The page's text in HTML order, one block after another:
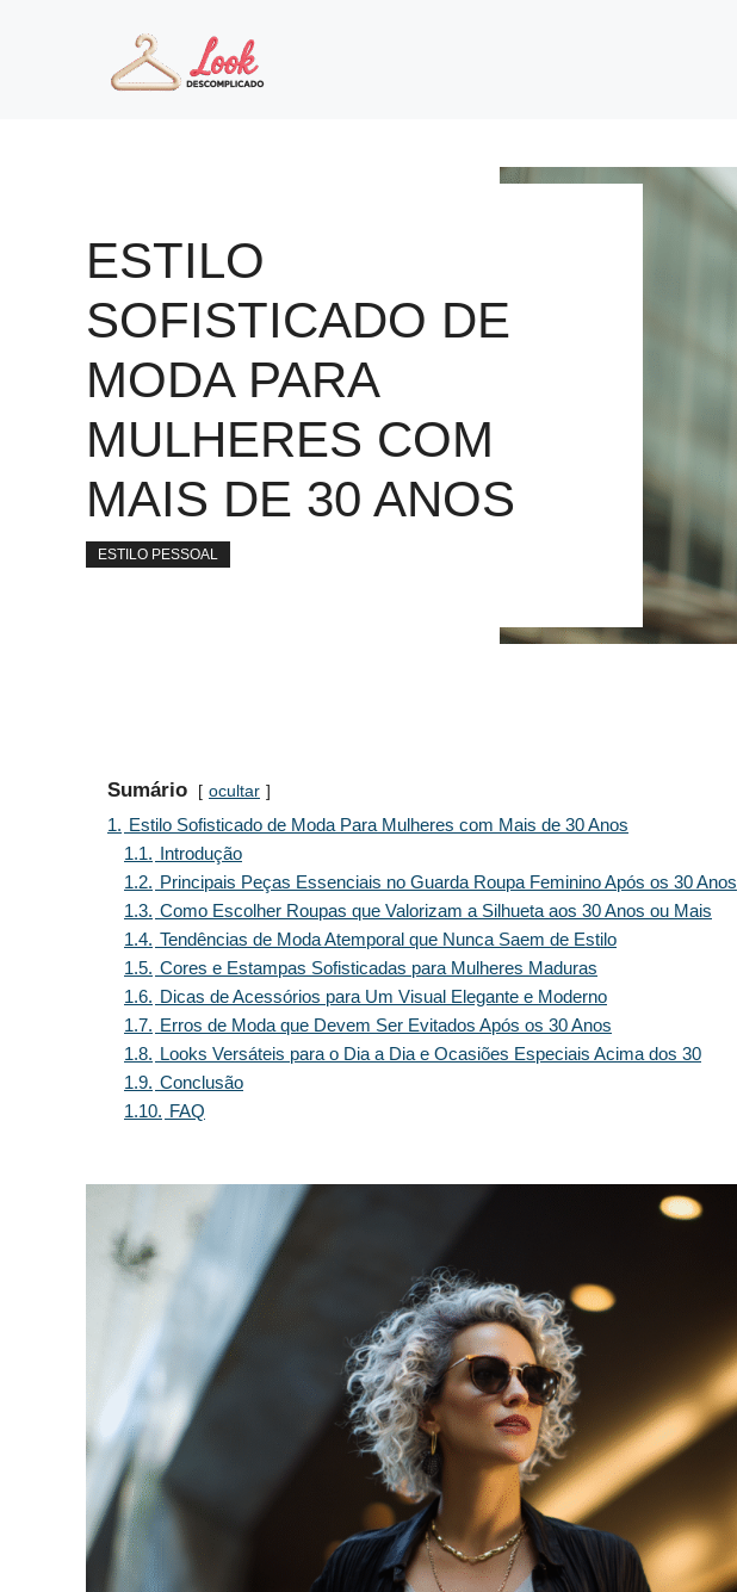
ESTILO
SOFISTICADO DE
MODA PARA
MULHERES COM
MAIS DE 30 ANOS
ESTILO PESSOAL
Sumário ocultar
1. Estilo Sofisticado de Moda Para Mulheres com Mais de 30 Anos
1.1. Introdução
1.2. Principais Peças Essenciais no Guarda Roupa Feminino Após os 30 Anos
1.3. Como Escolher Roupas que Valorizam a Silhueta aos 30 Anos ou Mais
1.4. Tendências de Moda Atemporal que Nunca Saem de Estilo
1.5. Cores e Estampas Sofisticadas para Mulheres Maduras
1.6. Dicas de Acessórios para Um Visual Elegante e Moderno
1.7. Erros de Moda que Devem Ser Evitados Após os 30 Anos
1.8. Looks Versáteis para o Dia a Dia e Ocasiões Especiais Acima dos 30
1.9. Conclusão
1.10. FAQ